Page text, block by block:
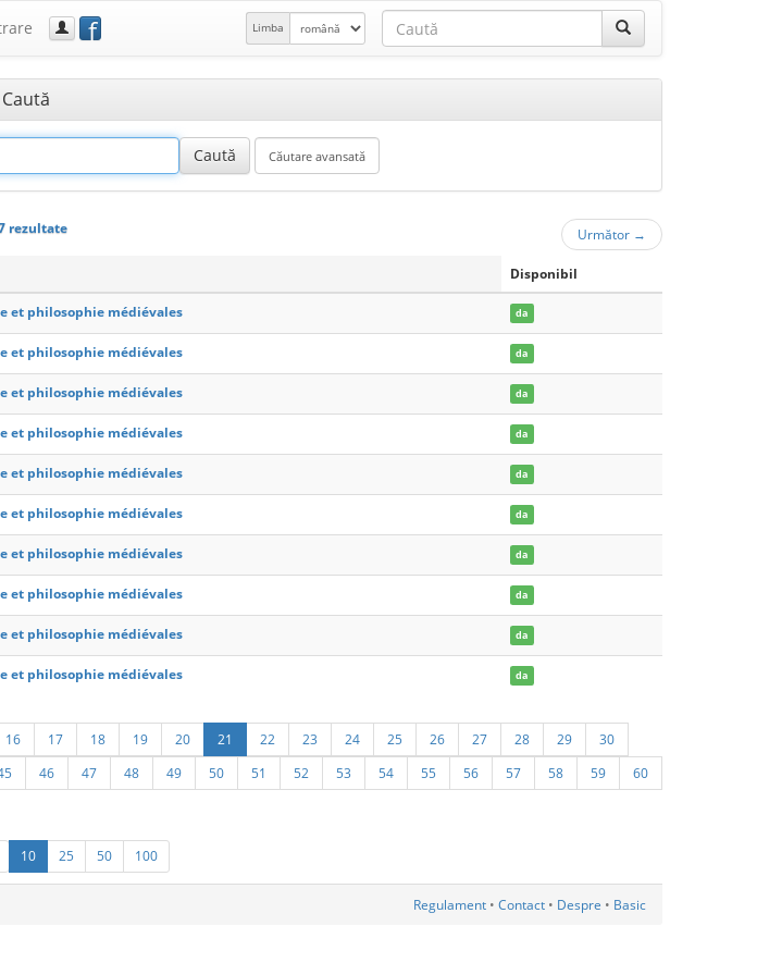
f Limba
Caută
rezultate Următor →
Disponibil
et philosophie médiévales da
et philosophie médiévales da
et philosophie médiévales da
et philosophie médiévales da
et philosophie médiévales da
et philosophie médiévales da
et philosophie médiévales da
et philosophie médiévales da
et philosophie médiévales da
et philosophie médiévales da
16 17 18 19 20 21 22 23 24 25 26 27 28 29
30
46 47 48 49 50 51 52 53 54 55 56 57 58 59
60
10 25 50 100
Regulament • Contact • Despre • Basic